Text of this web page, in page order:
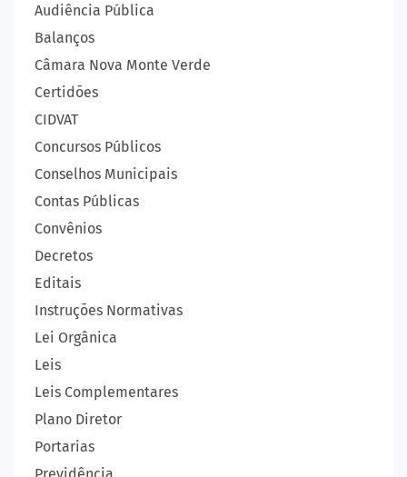
Audiência Pública
Balanços
Câmara Nova Monte Verde
Certidões
CIDVAT
Concursos Públicos
Conselhos Municipais
Contas Públicas
Convênios
Decretos
Editais
Instruções Normativas
Lei Orgânica
Leis
Leis Complementares
Plano Diretor
Portarias